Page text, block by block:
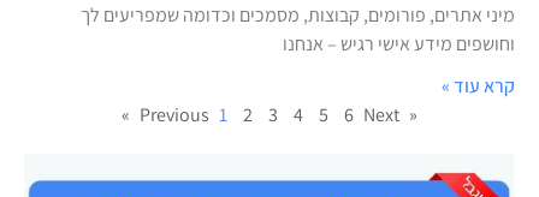
מיני אתרים, פורומים, קבוצות, מסמכים וכדומה שמפריעים לך
וחושפים מידע אישי רגיש – אנחנו
קרא עוד »
« Previous
1 2 3 4 5 6 Next »